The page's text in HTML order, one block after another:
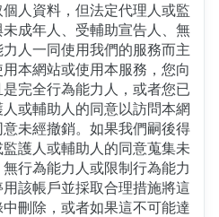
人資料，但法定代理人或監
成年人、受輔助宣告人、無
人一同使用我們的服務而主
本網站或使用本服務，您向
完全行為能力人，或者您已
或輔助人的同意以訪問本網
未經撤銷。如果我們嗣後得
護人或輔助人的同意蒐集未
行為能力人或限制行為能力
該帳戶並採取合理措施將這
刪除，或者如果這不可能達